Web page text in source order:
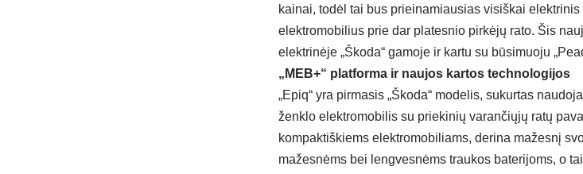
kainai, todėl tai bus prieinamiausias visiškai
elektromobilius prie dar platesnio pirkėjų rato. Šis
elektrinėje „Škoda“ gamoje ir kartu su būsimuoju
„MEB+“ platforma ir naujos kartos technologijos
„Epiq“ yra pirmasis „Škoda“ modelis, sukurtas
ženklo elektromobilis su priekinių varančiųjų ratų
kompaktiškiems elektromobiliams, derina mažesnį
mažesnėms bei lengvesnėms traukos baterijoms, o